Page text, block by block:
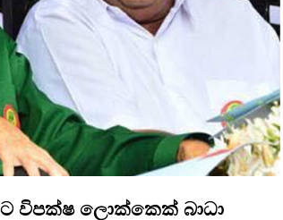
විපක්ෂ ලොක්කෙක් බාධා